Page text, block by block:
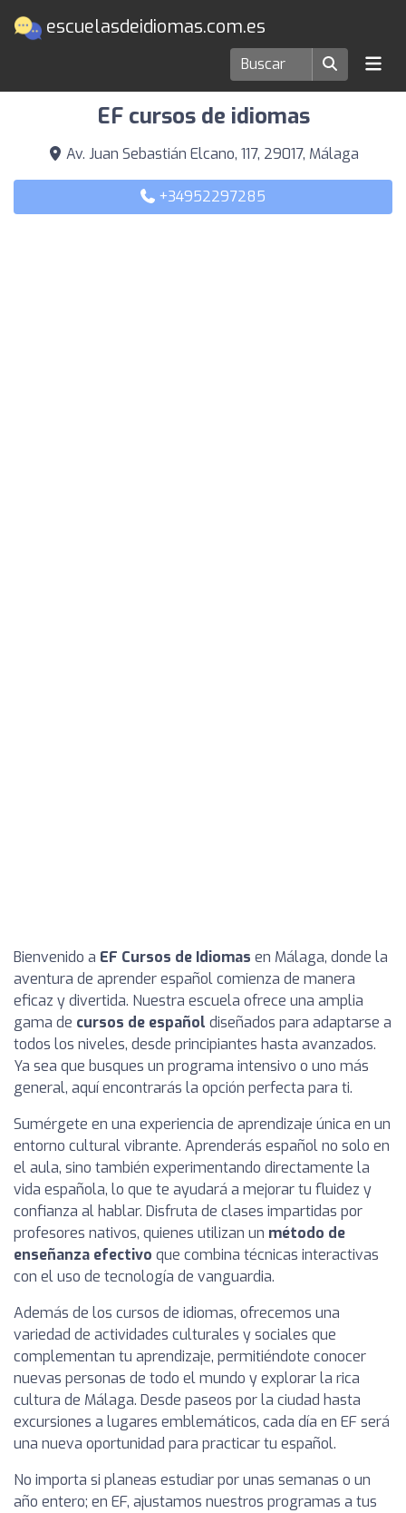
escuelasdeidiomas.com.es
Escuelas de idiomas en Málaga
EF cursos de idiomas
Av. Juan Sebastián Elcano, 117, 29017, Málaga
+34952297285
Bienvenido a EF Cursos de Idiomas en Málaga, donde la
aventura de aprender español comienza de manera
eficaz y divertida. Nuestra escuela ofrece una amplia
gama de cursos de español diseñados para adaptarse a
todos los niveles, desde principiantes hasta avanzados.
Ya sea que busques un programa intensivo o uno más
general, aquí encontrarás la opción perfecta para ti.
Sumérgete en una experiencia de aprendizaje única en un
entorno cultural vibrante. Aprenderás español no solo en
el aula, sino también experimentando directamente la
vida española, lo que te ayudará a mejorar tu fluidez y
confianza al hablar. Disfruta de clases impartidas por
profesores nativos, quienes utilizan un método de
enseñanza efectivo que combina técnicas interactivas
con el uso de tecnología de vanguardia.
Además de los cursos de idiomas, ofrecemos una
variedad de actividades culturales y sociales que
complementan tu aprendizaje, permitiéndote conocer
nuevas personas de todo el mundo y explorar la rica
cultura de Málaga. Desde paseos por la ciudad hasta
excursiones a lugares emblemáticos, cada día en EF será
una nueva oportunidad para practicar tu español.
No importa si planeas estudiar por unas semanas o un
año entero; en EF, ajustamos nuestros programas a tus